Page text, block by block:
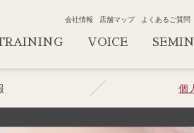
会社情報 店舗マップ よくあるご質問
VOICE
個